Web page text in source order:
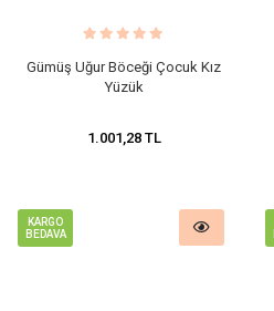
Gümüş Uğur Böceği Çocuk Kız
Yüzük
1.001,28 TL
KARGO
BEDAVA